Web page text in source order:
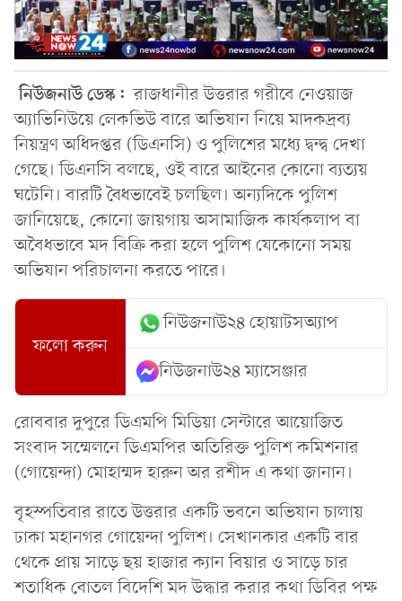
নিউজনাউ ডেস্ক:রাজধানীর উত্তরার গরীবে নেওয়াজ
অ্যাভিনিউয়ে লেকভিউ বারে অভিযান নিয়ে মাদকদ্রব্য
নিয়ন্ত্রণ অধিদপ্তর (ডিএনসি) ও পুলিশের মধ্যে দ্বন্দ্ব দেখা
গেছে। ডিএনসি বলছে, ওই বারে আইনের কোনো ব্যত্যয়
ঘটেনি। বারটি বৈধভাবেই চলছিল। অন্যদিকে পুলিশ
জানিয়েছে, কোনো জায়গায় অসামাজিক কার্যকলাপ বা
অবৈধভাবে মদ বিক্রি করা হলে পুলিশ যেকোনো সময়
অভিযান পরিচালনা করতে পারে।
ফলো করুন
নিউজনাউ২৪ হোয়াটসঅ্যাপ
নিউজনাউ২৪ ম্যাসেঞ্জার
রোববার দুপুরে ডিএমপি মিডিয়া সেন্টারে আয়োজিত
সংবাদ সম্মেলনে ডিএমপির অতিরিক্ত পুলিশ কমিশনার
(গোয়েন্দা) মোহাম্মদ হারুন অর রশীদ এ কথা জানান।
বৃহস্পতিবার রাতে উত্তরার একটি ভবনে অভিযান চালায়
ঢাকা মহানগর গোয়েন্দা পুলিশ। সেখানকার একটি বার
থেকে প্রায় সাড়ে ছয় হাজার ক্যান বিয়ার ও সাড়ে চার
শতাধিক বোতল বিদেশি মদ উদ্ধার করার কথা ডিবির পক্ষ